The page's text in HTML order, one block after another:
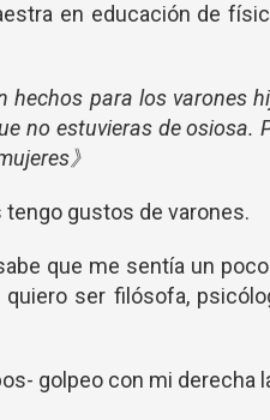
en educación de
hechos para los varones
no estuvieras de osiosa.
》
gustos de varones.
que me sentía un
quiero ser filósofa,
golpeo con mi derecha